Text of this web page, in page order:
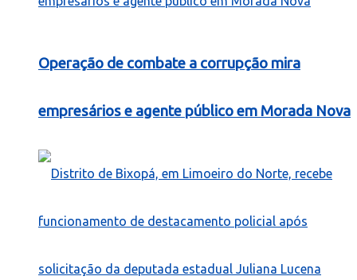
Operação de combate a corrupção mira
empresários e agente público em Morada Nova